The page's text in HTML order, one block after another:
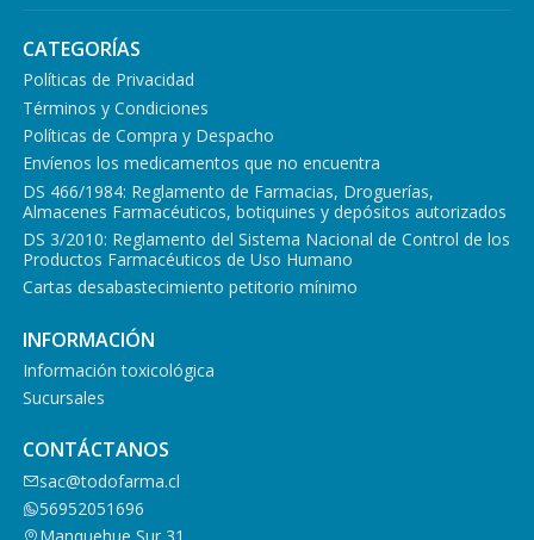
CATEGORÍAS
Políticas de Privacidad
Términos y Condiciones
Políticas de Compra y Despacho
Envíenos los medicamentos que no encuentra
DS 466/1984: Reglamento de Farmacias, Droguerías,
Almacenes Farmacéuticos, botiquines y depósitos autorizados
DS 3/2010: Reglamento del Sistema Nacional de Control de los
Productos Farmacéuticos de Uso Humano
Cartas desabastecimiento petitorio mínimo
INFORMACIÓN
Información toxicológica
Sucursales
CONTÁCTANOS
sac@todofarma.cl
56952051696